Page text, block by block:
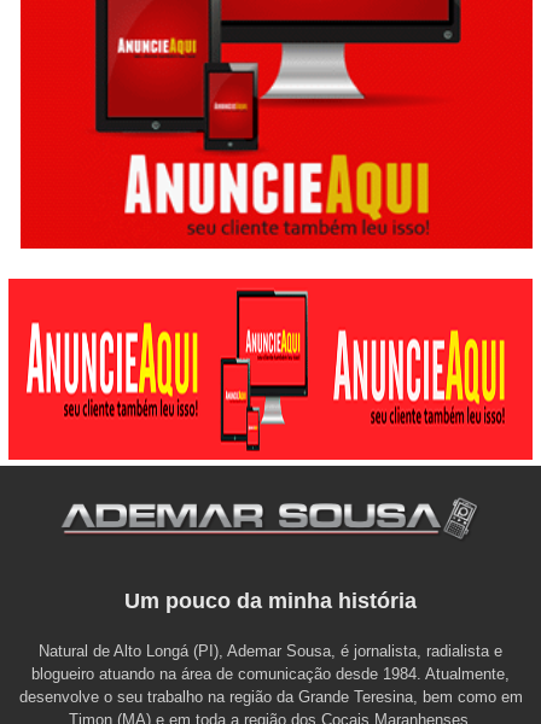
Um pouco da minha história
Natural de Alto Longá (PI), Ademar Sousa, é jornalista, radialista e
blogueiro atuando na área de comunicação desde 1984. Atualmente,
desenvolve o seu trabalho na região da Grande Teresina, bem como em
Timon (MA) e em toda a região dos Cocais Maranhenses.